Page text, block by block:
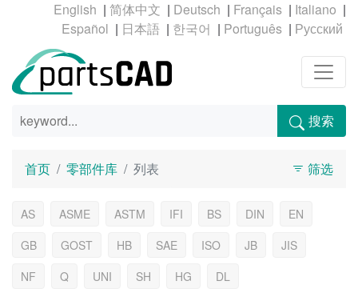
| | | |
|
|
| | |
搜索
首页 零部件库 列表 筛选
AS ASME ASTM IFI BS DIN
EN
GB
GOST HB SAE ISO JB
JIS
NF
Q UNI SH HG
DL